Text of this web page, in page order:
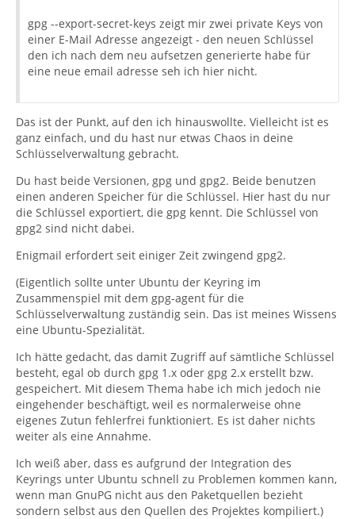
gpg --export-secret-keys zeigt mir zwei private Keys von
einer E-Mail Adresse angezeigt - den neuen Schlüssel
den ich nach dem neu aufsetzen generierte habe für
eine neue email adresse seh ich hier nicht.
Das ist der Punkt, auf den ich hinauswollte. Vielleicht ist es
ganz einfach, und du hast nur etwas Chaos in deine
Schlüsselverwaltung gebracht.
Du hast beide Versionen, gpg und gpg2. Beide benutzen
einen anderen Speicher für die Schlüssel. Hier hast du nur
die Schlüssel exportiert, die gpg kennt. Die Schlüssel von
gpg2 sind nicht dabei.
Enigmail erfordert seit einiger Zeit zwingend gpg2.
(Eigentlich sollte unter Ubuntu der Keyring im
Zusammenspiel mit dem gpg-agent für die
Schlüsselverwaltung zuständig sein. Das ist meines Wissens
eine Ubuntu-Spezialität.
Ich hätte gedacht, das damit Zugriff auf sämtliche Schlüssel
besteht, egal ob durch gpg 1.x oder gpg 2.x erstellt bzw.
gespeichert. Mit diesem Thema habe ich mich jedoch nie
eingehender beschäftigt, weil es normalerweise ohne
eigenes Zutun fehlerfrei funktioniert. Es ist daher nichts
weiter als eine Annahme.
Ich weiß aber, dass es aufgrund der Integration des
Keyrings unter Ubuntu schnell zu Problemen kommen kann,
wenn man GnuPG nicht aus den Paketquellen bezieht
sondern selbst aus den Quellen des Projektes kompiliert.)